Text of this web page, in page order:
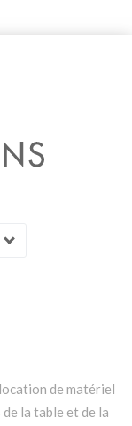
de matériel
la table et de la